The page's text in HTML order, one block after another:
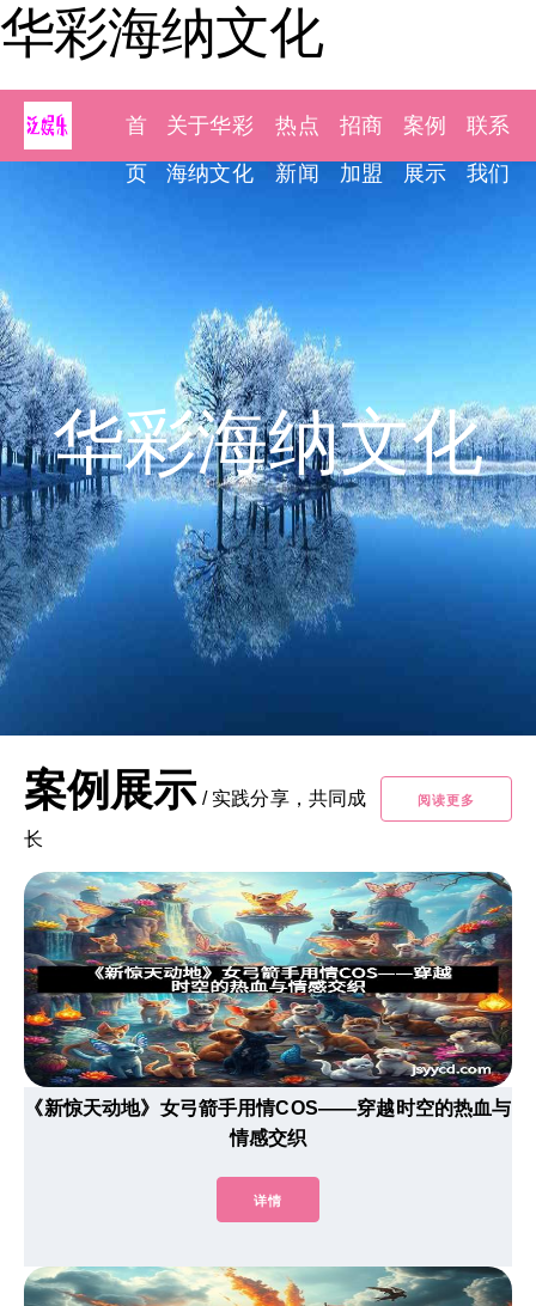
华彩海纳文化
首
页
关于华彩
海纳文化
热点
新闻
招商
加盟
案例
展示
联系
我们
华彩海纳文化
案例展示 / 实践分享，共同成
长
阅读更多
《新惊天动地》女弓箭手用情COS——穿越时空的热血与
情感交织
详情